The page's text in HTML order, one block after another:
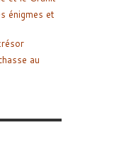
énigmes et
au